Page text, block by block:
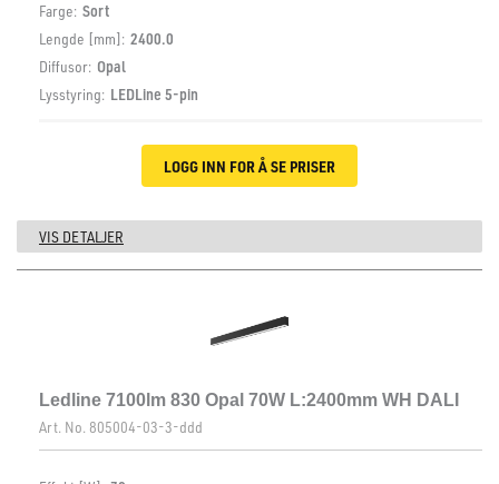
Farge: Sort
Lengde [mm]: 2400.0
Diffusor: Opal
Lysstyring: LEDLine 5-pin
LOGG INN FOR Å SE PRISER
VIS DETALJER
Ledline 7100lm 830 Opal 70W L:2400mm WH DALI
Art. No. 805004-03-3-ddd